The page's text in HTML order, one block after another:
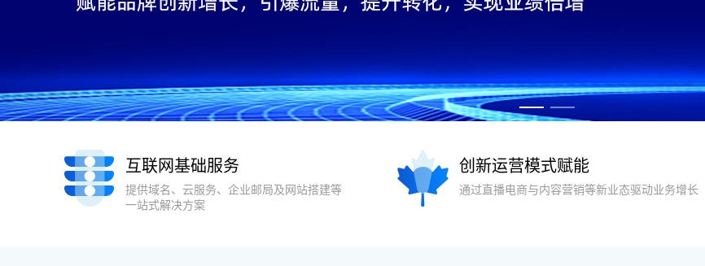
创新运营模式赋能
通过直播电商与内容营销等新业态驱动业务增长
互联网基础服务
提供域名、云服务、企业邮局及网站搭建等
一站式解决方案